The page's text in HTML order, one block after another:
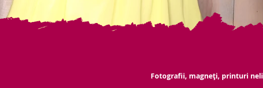
Fotografii, magneți, printuri